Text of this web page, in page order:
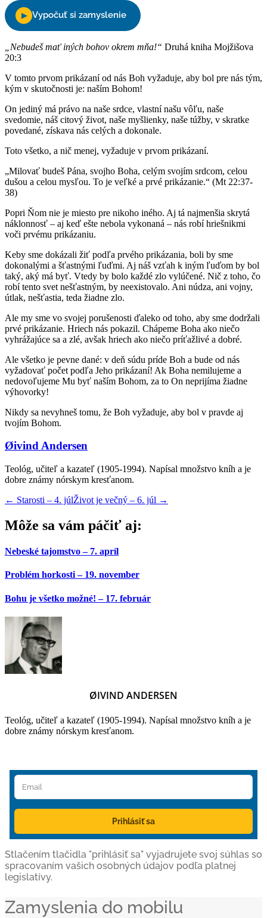
„Nebudeš mať iných bohov okrem mňa!“ Druhá kniha Mojžišova
20:3
V tomto prvom prikázaní od nás Boh vyžaduje, aby bol pre nás tým,
kým v skutočnosti je: naším Bohom!
On jediný má právo na naše srdce, vlastní našu vôľu, naše
svedomie, náš citový život, naše myšlienky, naše túžby, v skratke
povedané, získava nás celých a dokonale.
Toto všetko, a nič menej, vyžaduje v prvom prikázaní.
„Milovať budeš Pána, svojho Boha, celým svojím srdcom, celou
dušou a celou mysľou. To je veľké a prvé prikázanie.“ (Mt 22:37-
38)
Popri Ňom nie je miesto pre nikoho iného. Aj tá najmenšia skrytá
náklonnosť – aj keď ešte nebola vykonaná – nás robí hriešnikmi
voči prvému prikázaniu.
Keby sme dokázali žiť podľa prvého prikázania, boli by sme
dokonalými a šťastnými ľuďmi. Aj náš vzťah k iným ľuďom by bol
taký, aký má byť. Vtedy by bolo každé zlo vylúčené. Nič z toho, čo
robí tento svet nešťastným, by neexistovalo. Ani núdza, ani vojny,
útlak, nešťastia, teda žiadne zlo.
Ale my sme vo svojej porušenosti ďaleko od toho, aby sme dodržali
prvé prikázanie. Hriech nás pokazil. Chápeme Boha ako niečo
vyhrážajúce sa a zlé, avšak hriech ako niečo príťažlivé a dobré.
Ale všetko je pevne dané: v deň súdu príde Boh a bude od nás
vyžadovať počet podľa Jeho prikázaní! Ak Boha nemilujeme a
nedovoľujeme Mu byť naším Bohom, za to On neprijíma žiadne
výhovorky!
Nikdy sa nevyhneš tomu, že Boh vyžaduje, aby bol v pravde aj
tvojím Bohom.
Øivind Andersen
Teológ, učiteľ a kazateľ (1905-1994). Napísal množstvo kníh a je
dobre známy nórskym kresťanom.
← Starosti – 4. júlŽivot je večný – 6. júl →
Môže sa vám páčiť aj:
Nebeské tajomstvo – 7. apríl
Problém horkosti – 19. november
Bohu je všetko možné! – 17. február
ØIVIND ANDERSEN
Teológ, učiteľ a kazateľ (1905-1994). Napísal množstvo kníh a je
dobre známy nórskym kresťanom.
Prihlásiť sa
Stlačením tlačidla "prihlásiť sa" vyjadrujete svoj súhlas so
spracovaním vašich osobných údajov podľa platnej
legislatívy.
Zamyslenia do mobilu